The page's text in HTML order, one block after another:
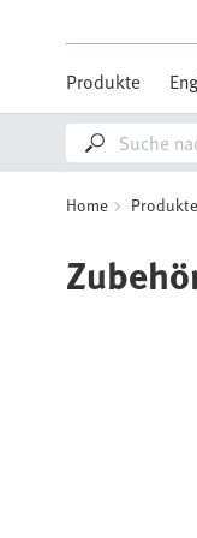
Produkte
Home Produkte